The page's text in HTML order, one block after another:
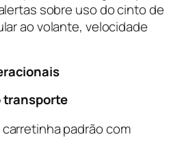
sobre uso do cinto de
ao volante, velocidade
transporte
padrão com